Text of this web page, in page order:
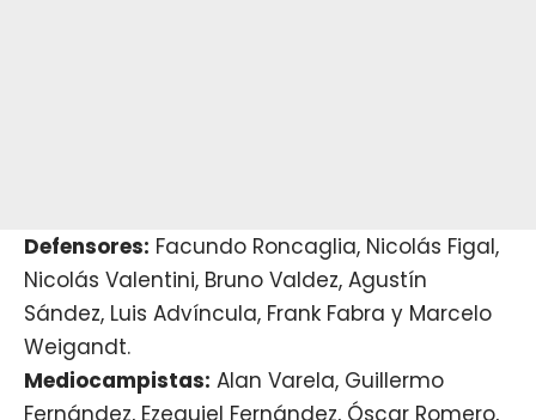
Defensores: Facundo Roncaglia, Nicolás Figal,
Nicolás Valentini, Bruno Valdez, Agustín
Sández, Luis Advíncula, Frank Fabra y Marcelo
Weigandt.
Mediocampistas: Alan Varela, Guillermo
Fernández, Ezequiel Fernández, Óscar Romero,